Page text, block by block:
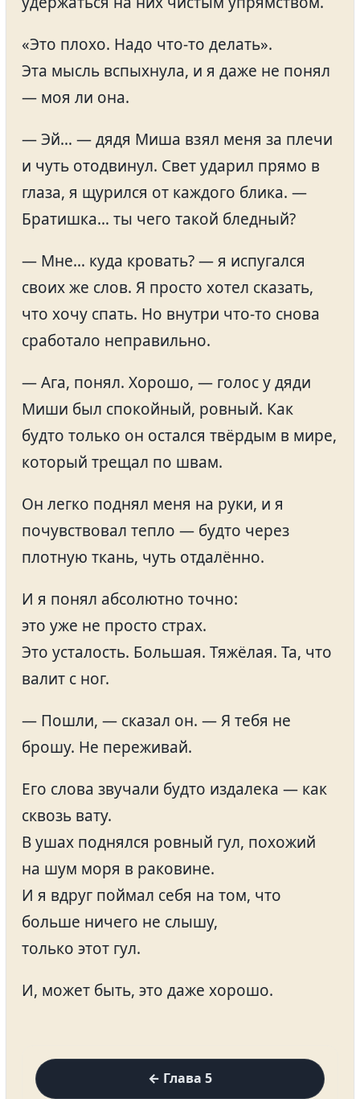
«Это плохо. Надо что-то делать».
Эта мысль вспыхнула, и я даже не понял
— моя ли она.
— Эй… — дядя Миша взял меня за плечи
и чуть отодвинул. Свет ударил прямо в
глаза, я щурился от каждого блика. —
Братишка… ты чего такой бледный?
— Мне… куда кровать? — я испугался
своих же слов. Я просто хотел сказать,
что хочу спать. Но внутри что-то снова
сработало неправильно.
— Ага, понял. Хорошо, — голос у дяди
Миши был спокойный, ровный. Как
будто только он остался твёрдым в мире,
который трещал по швам.
Он легко поднял меня на руки, и я
почувствовал тепло — будто через
плотную ткань, чуть отдалённо.
И я понял абсолютно точно:
это уже не просто страх.
Это усталость. Большая. Тяжёлая. Та, что
валит с ног.
— Пошли, — сказал он. — Я тебя не
брошу. Не переживай.
Его слова звучали будто издалека — как
сквозь вату.
В ушах поднялся ровный гул, похожий
на шум моря в раковине.
И я вдруг поймал себя на том, что
больше ничего не слышу,
только этот гул.
И, может быть, это даже хорошо.
← Глава 5